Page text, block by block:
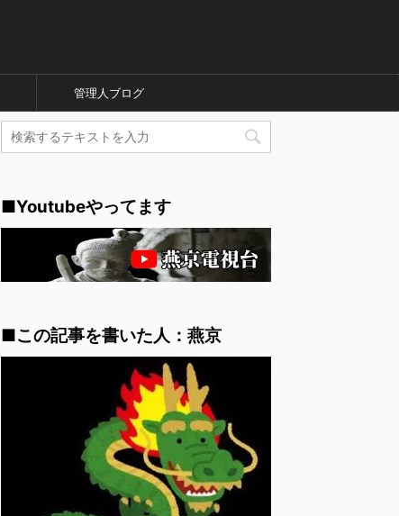
管理人ブログ
■Youtubeやってます
■この記事を書いた人：燕京